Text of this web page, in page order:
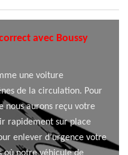
avec Boussy
une voiture
de la circulation. Pour
nous aurons reçu votre
rapidement sur place
enlever d’urgence votre